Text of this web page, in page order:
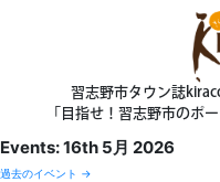
習志野市タウン誌
「目指せ！習志野市のポ
Events: 16th 5月 2026
過去のイベント →